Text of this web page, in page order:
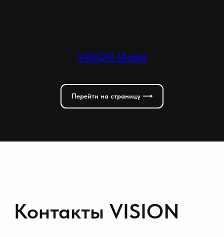
VISION Media
Перейти на страницу ⟶